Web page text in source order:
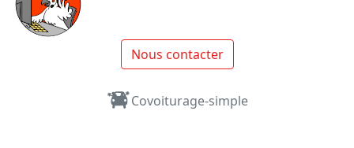
Nous contacter
Covoiturage-simple